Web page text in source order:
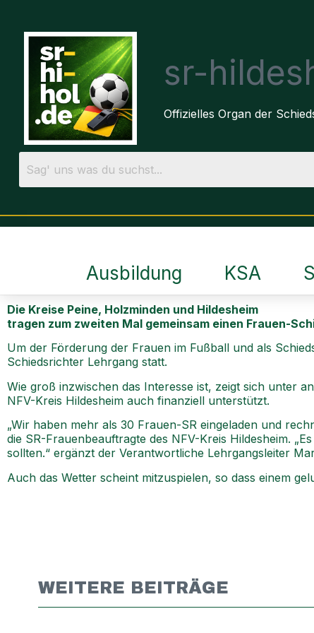
sr-
Offizielles Organ der
Ausbildung KSA
Die Kreise Peine, Holzminden und Hildesheim
tragen zum zweiten Mal gemeinsam einen Frauen-
Um der Förderung der Frauen im Fußball und als
Schiedsrichter Lehrgang statt.
Wie groß inzwischen das Interesse ist, zeigt sich unter
NFV-Kreis Hildesheim auch finanziell unterstützt.
„Wir haben mehr als 30 Frauen-SR eingeladen und
die SR-Frauenbeauftragte des NFV-Kreis Hildesheim.
sollten.“ ergänzt der Verantwortliche Lehrgangsleiter
Auch das Wetter scheint mitzuspielen, so dass einem
WEITERE BEITRÄGE